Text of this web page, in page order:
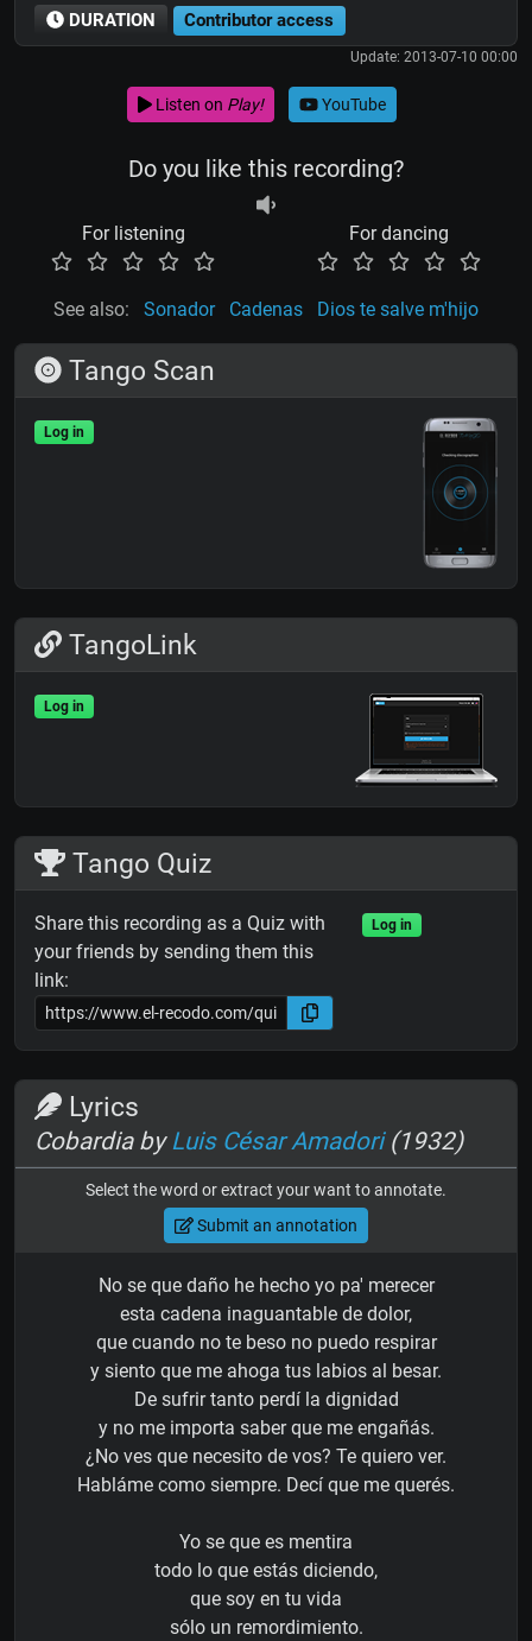
DURATION Contributor access
Update: 2013-07-10 00:00
Listen on Play! YouTube
Do you like this recording?
For listening For dancing
See also: Sonador Cadenas Dios te salve m'hijo
Tango Scan
Log in
TangoLink
Log in
Tango Quiz
Share this recording as a Quiz with
your friends by sending them this
link:
Log in
Lyrics
Cobardia byLuis César Amadori(1932)
Select the word or extract your want to annotate.
Submit an annotation
No se que daño he hecho yo pa' merecer
esta cadena inaguantable de dolor,
que cuando no te beso no puedo respirar
y siento que me ahoga tus labios al besar.
De sufrir tanto perdí la dignidad
y no me importa saber que me engañás.
¿No ves que necesito de vos? Te quiero ver.
Habláme como siempre. Decí que me querés.
Yo se que es mentira
todo lo que estás diciendo,
que soy en tu vida
sólo un remordimiento.